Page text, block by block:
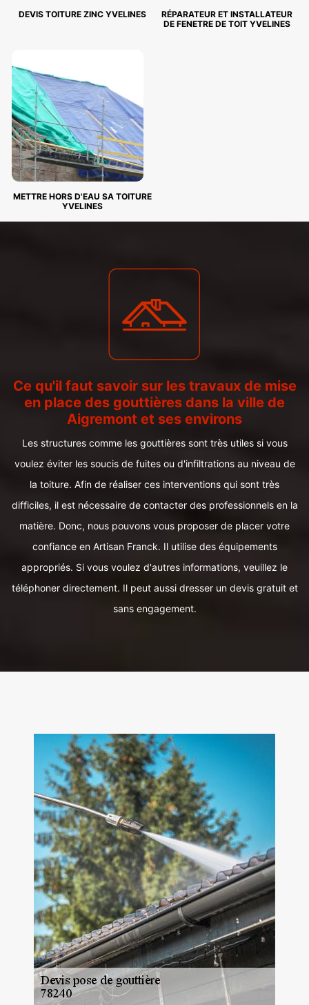
DEVIS TOITURE ZINC YVELINES
RÉPARATEUR ET INSTALLATEUR
DE FENETRE DE TOIT YVELINES
METTRE HORS D'EAU SA TOITURE
YVELINES
Ce qu'il faut savoir sur les travaux de mise
en place des gouttières dans la ville de
Aigremont et ses environs
Les structures comme les gouttières sont très utiles si vous
voulez éviter les soucis de fuites ou d'infiltrations au niveau de
la toiture. Afin de réaliser ces interventions qui sont très
difficiles, il est nécessaire de contacter des professionnels en la
matière. Donc, nous pouvons vous proposer de placer votre
confiance en Artisan Franck. Il utilise des équipements
appropriés. Si vous voulez d'autres informations, veuillez le
téléphoner directement. Il peut aussi dresser un devis gratuit et
sans engagement.